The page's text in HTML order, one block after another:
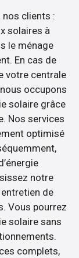
nos clients :
solaires à
le ménage
En cas de
votre centrale
occupons
solaire grâce
Nos services
optimisé
notre
de
Vous pourrez
solaire sans
complets,